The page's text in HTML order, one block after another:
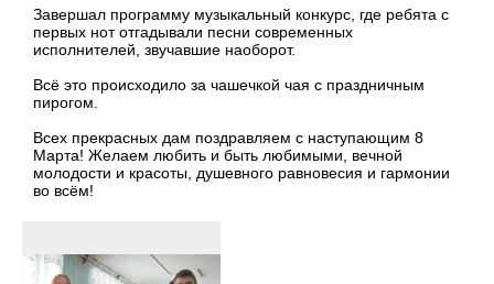
Завершал программу музыкальный конкурс, где ребята с
первых нот отгадывали песни современных
исполнителей, звучавшие наоборот.
Всё это происходило за чашечкой чая с праздничным
пирогом.
Всех прекрасных дам поздравляем с наступающим 8
Марта! Желаем любить и быть любимыми, вечной
молодости и красоты, душевного равновесия и гармонии
во всём!